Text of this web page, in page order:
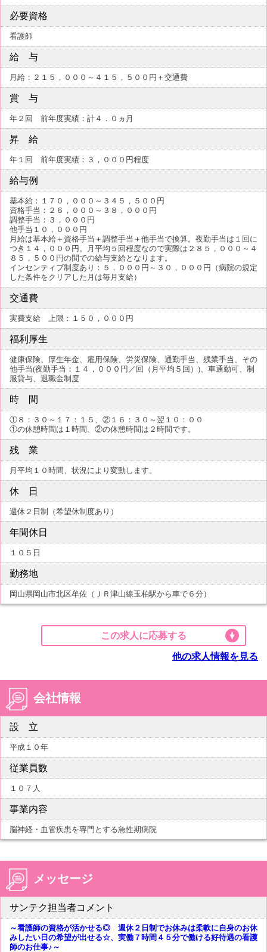
必要資格
看護師
給 与
月給：２１５，０００～４１５，５００円＋交通費
賞 与
年２回 前年度実績：計４．０ヵ月
昇 給
年１回 前年度実績：３，０００円程度
給与例
基本給：１７０，０００～３４５，５００円
資格手当：２６，０００～３８，０００円
調整手当：３，０００円
他手当１０，０００円
月給は基本給＋資格手当＋調整手当＋他手当で換算。夜勤手当は１回に
つき１４，０００円。月平均５回程度なので実際は２８５，０００～４
８５，５００円の間での給与支給となります。
インセンティブ制度あり：５，０００円～３０，０００円（病院の規定
した条件をクリアした月は毎月支給）
交通費
実費支給 上限：１５０，０００円
福利厚生
健康保険、厚生年金、雇用保険、労災保険、通勤手当、残業手当、その
他手当(夜勤手当：１４，０００円／回（月平均５回）)、車通勤可、制
服貸与、退職金制度
時 間
①８：３０～１７：１５、②１６：３０～翌１０：００
①の休憩時間は１時間、②の休憩時間は２時間です。
残 業
月平均１０時間、状況により変動します。
休 日
週休２日制（希望休制度あり）
年間休日
１０５日
勤務地
岡山県岡山市北区牟佐（ＪＲ津山線玉柏駅から車で６分）
この求人に応募する
他の求人情報を見る
会社情報
設 立
平成１０年
従業員数
１０７人
事業内容
脳神経・血管疾患を専門とする急性期病院
メッセージ
サンテク担当者コメント
～看護師の資格が活かせる◎ 週休２日制でお休みは柔軟に自身のお休
みしたい日の希望が出せる☆、実働７時間４５分で働ける好待遇の看護
師のお仕事♪～